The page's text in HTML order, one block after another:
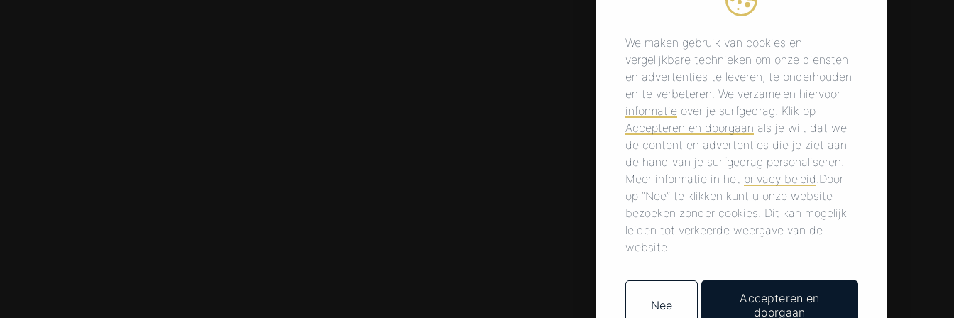
We maken gebruik van cookies en
vergelijkbare technieken om onze diensten
en advertenties te leveren, te onderhouden
en te verbeteren. We verzamelen hiervoor
informatieover je surfgedrag. Klik op
Accepteren en doorgaan als je wilt dat we
de content en advertenties die je ziet aan
de hand van je surfgedrag personaliseren.
Meer informatie in het privacy beleid.Door
op “Nee” te klikken kunt u onze website
bezoeken zonder cookies. Dit kan mogelijk
leiden tot verkeerde weergave van de
website.
Nee
Accepteren en
doorgaan